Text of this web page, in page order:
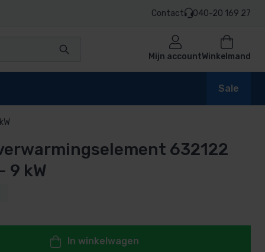
Contact 040-20 169 27
Mijn accountWinkelmand
Sale
632122
9 kW
In winkelwagen